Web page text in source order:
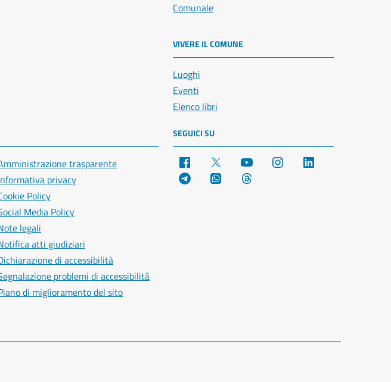
Comunale
VIVERE IL COMUNE
Luoghi
Eventi
Elenco libri
trasparente
privacy
Policy
Media Policy
legali
atti giudiziari
di accessibilità
problemi di accessibilità
di miglioramento del sito
SEGUICI SU
Facebook YouTube Instagram
Telegram WhatsApp